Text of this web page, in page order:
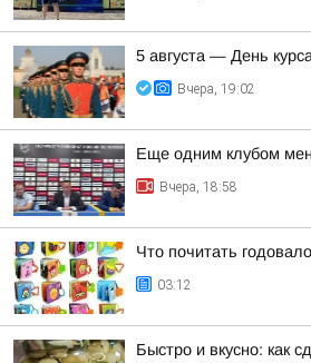
5 августа — День
Вчера, 19:02
Еще одним клубом
Вчера, 18:58
Что почитать
03:12
Быстро и вкусно: как